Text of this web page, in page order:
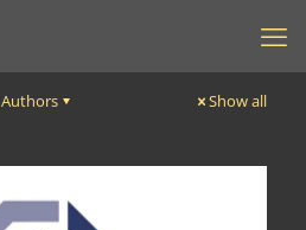
Authors Show all